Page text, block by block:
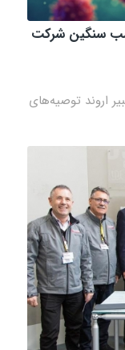
سنگین شرکت
اروند توصیه‌های